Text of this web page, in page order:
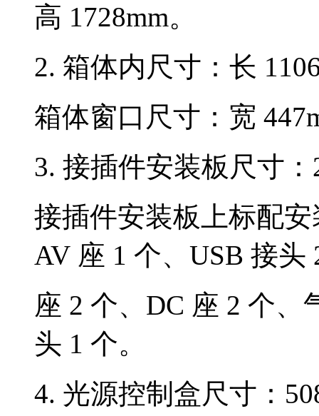
高 1728mm。
2. 箱体内尺寸：长
箱体窗口尺寸：宽
3. 接插件安装板尺寸：
接插件安装板上标配安
AV 座 1 个、USB 接头
座 2 个、DC 座 2 个、
头 1 个。
4. 光源控制盒尺寸：